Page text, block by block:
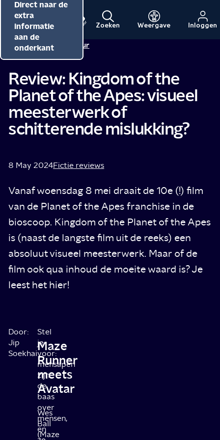
Direct naar de
inhoud
Direct naar de
hoofdnavigatie
Direct naar de
extra
informatie
aan de
onderkant
Menu
Naar
de
NPO
beginpagina
NPO
Cultuur
Zoeken Weergave Inloggen
Redactie NPO Cultuur
Review: Kingdom of the
Planet of the Apes: visueel
meesterwerk of
schitterende mislukking?
8 May 2024Fictie reviews
Vanaf woensdag 8 mei draait de 10e (!) film
van de Planet of the Apes franchise in de
bioscoop. Kingdom of the Planet of the Apes
is (naast de langste film uit de reeks) een
absoluut visueel meesterwerk. Maar of de
film ook qua inhoud de moeite waard is? Je
leest het hier!
Door:
Jip
Soekhai
Stel
je
voor:
mensapen
zijn
de
baas
over
mensen,
en
Maze
Runner
meets
Avatar
Wes
Ball
(Maze